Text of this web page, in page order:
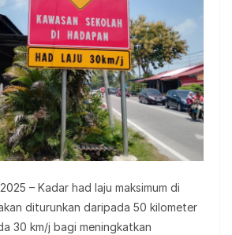
– Kadar had laju maksimum di
diturunkan daripada 50 kilometer
30 km/j bagi meningkatkan